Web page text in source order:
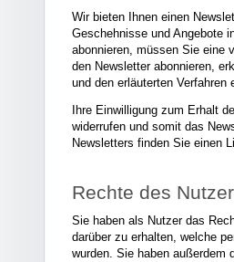
Wir bieten Ihnen einen
Geschehnisse und Angebote
abonnieren, müssen Sie eine
den Newsletter abonnieren,
und den erläuterten Verfahren
Ihre Einwilligung zum Erhalt
widerrufen und somit das
Newsletters finden Sie einen
Rechte des
Sie haben als Nutzer das
darüber zu erhalten, welche
wurden. Sie haben außerdem